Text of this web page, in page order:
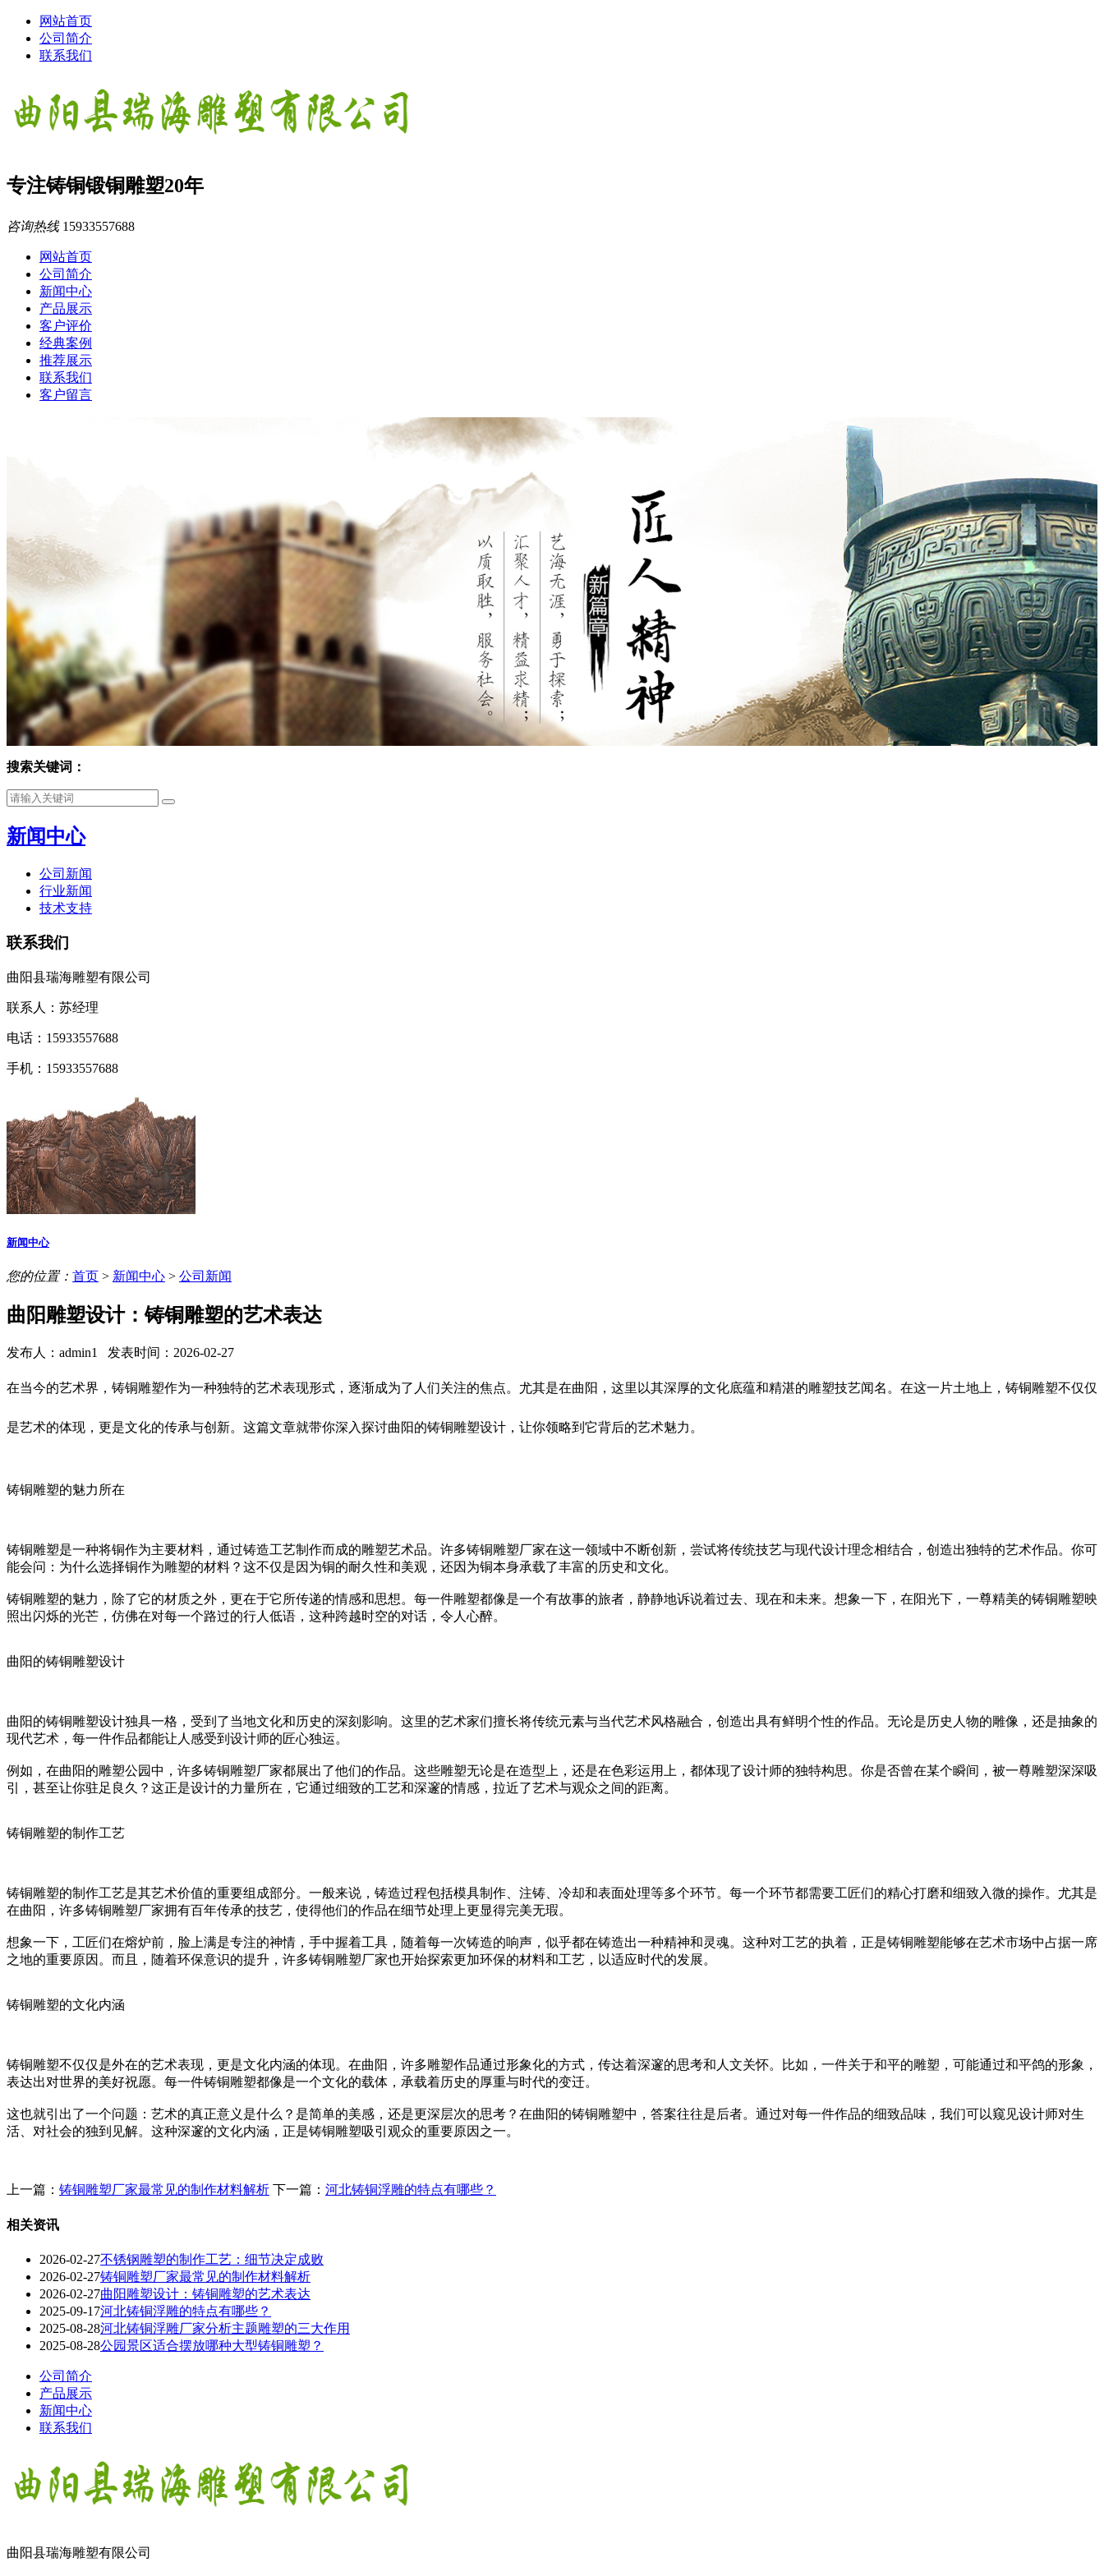
网站首页
公司简介
联系我们
专注铸铜锻铜雕塑20年
咨询热线 15933557688
网站首页
公司简介
新闻中心
产品展示
客户评价
经典案例
推荐展示
联系我们
客户留言
搜索关键词：
新闻中心
公司新闻
行业新闻
技术支持
联系我们
曲阳县瑞海雕塑有限公司
联系人：苏经理
电话：15933557688
手机：15933557688
新闻中心
您的位置： 首页 > 新闻中心 > 公司新闻
曲阳雕塑设计：铸铜雕塑的艺术表达
发布人：admin1 发表时间：2026-02-27
在当今的艺术界，铸铜雕塑作为一种独特的艺术表现形式，逐渐成为了人们关注的焦点。尤其是在曲阳，这里以其深厚的文化底蕴和精湛的雕塑技艺闻名。在这一片土地上，铸铜雕塑不仅仅
是艺术的体现，更是文化的传承与创新。这篇文章就带你深入探讨曲阳的铸铜雕塑设计，让你领略到它背后的艺术魅力。
铸铜雕塑的魅力所在
铸铜雕塑是一种将铜作为主要材料，通过铸造工艺制作而成的雕塑艺术品。许多铸铜雕塑厂家在这一领域中不断创新，尝试将传统技艺与现代设计理念相结合，创造出独特的艺术作品。你可
能会问：为什么选择铜作为雕塑的材料？这不仅是因为铜的耐久性和美观，还因为铜本身承载了丰富的历史和文化。
铸铜雕塑的魅力，除了它的材质之外，更在于它所传递的情感和思想。每一件雕塑都像是一个有故事的旅者，静静地诉说着过去、现在和未来。想象一下，在阳光下，一尊精美的铸铜雕塑映
照出闪烁的光芒，仿佛在对每一个路过的行人低语，这种跨越时空的对话，令人心醉。
曲阳的铸铜雕塑设计
曲阳的铸铜雕塑设计独具一格，受到了当地文化和历史的深刻影响。这里的艺术家们擅长将传统元素与当代艺术风格融合，创造出具有鲜明个性的作品。无论是历史人物的雕像，还是抽象的
现代艺术，每一件作品都能让人感受到设计师的匠心独运。
例如，在曲阳的雕塑公园中，许多铸铜雕塑厂家都展出了他们的作品。这些雕塑无论是在造型上，还是在色彩运用上，都体现了设计师的独特构思。你是否曾在某个瞬间，被一尊雕塑深深吸
引，甚至让你驻足良久？这正是设计的力量所在，它通过细致的工艺和深邃的情感，拉近了艺术与观众之间的距离。
铸铜雕塑的制作工艺
铸铜雕塑的制作工艺是其艺术价值的重要组成部分。一般来说，铸造过程包括模具制作、注铸、冷却和表面处理等多个环节。每一个环节都需要工匠们的精心打磨和细致入微的操作。尤其是
在曲阳，许多铸铜雕塑厂家拥有百年传承的技艺，使得他们的作品在细节处理上更显得完美无瑕。
想象一下，工匠们在熔炉前，脸上满是专注的神情，手中握着工具，随着每一次铸造的响声，似乎都在铸造出一种精神和灵魂。这种对工艺的执着，正是铸铜雕塑能够在艺术市场中占据一席
之地的重要原因。而且，随着环保意识的提升，许多铸铜雕塑厂家也开始探索更加环保的材料和工艺，以适应时代的发展。
铸铜雕塑的文化内涵
铸铜雕塑不仅仅是外在的艺术表现，更是文化内涵的体现。在曲阳，许多雕塑作品通过形象化的方式，传达着深邃的思考和人文关怀。比如，一件关于和平的雕塑，可能通过和平鸽的形象，
表达出对世界的美好祝愿。每一件铸铜雕塑都像是一个文化的载体，承载着历史的厚重与时代的变迁。
这也就引出了一个问题：艺术的真正意义是什么？是简单的美感，还是更深层次的思考？在曲阳的铸铜雕塑中，答案往往是后者。通过对每一件作品的细致品味，我们可以窥见设计师对生
活、对社会的独到见解。这种深邃的文化内涵，正是铸铜雕塑吸引观众的重要原因之一。
上一篇： 铸铜雕塑厂家最常见的制作材料解析 下一篇： 河北铸铜浮雕的特点有哪些？
相关资讯
2026-02-27不锈钢雕塑的制作工艺：细节决定成败
2026-02-27铸铜雕塑厂家最常见的制作材料解析
2026-02-27曲阳雕塑设计：铸铜雕塑的艺术表达
2025-09-17河北铸铜浮雕的特点有哪些？
2025-08-28河北铸铜浮雕厂家分析主题雕塑的三大作用
2025-08-28公园景区适合摆放哪种大型铸铜雕塑？
公司简介
产品展示
新闻中心
联系我们
曲阳县瑞海雕塑有限公司